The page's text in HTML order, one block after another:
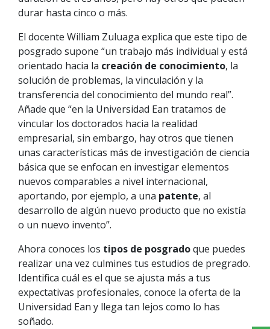
durar hasta cinco o más.
El docente William Zuluaga explica que este tipo de
posgrado supone “un trabajo más individual y está
orientado hacia la creación de conocimiento, la
solución de problemas, la vinculación y la
transferencia del conocimiento del mundo real”.
Añade que “en la Universidad Ean tratamos de
vincular los doctorados hacia la realidad
empresarial, sin embargo, hay otros que tienen
unas características más de investigación de ciencia
básica que se enfocan en investigar elementos
nuevos comparables a nivel internacional,
aportando, por ejemplo, a una patente, al
desarrollo de algún nuevo producto que no existía
o un nuevo invento”.
Ahora conoces los tipos de posgradoque puedes
realizar una vez culmines tus estudios de pregrado.
Identifica cuál es el que se ajusta más a tus
expectativas profesionales, conoce la oferta de la
Universidad Ean y llega tan lejos como lo has
soñado.